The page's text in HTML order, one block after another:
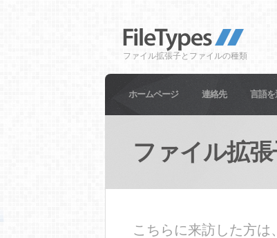
ファイル拡張子とファイルの種類
ホームページ 連絡先 言語を
ファイル拡
こちらに来訪した方は